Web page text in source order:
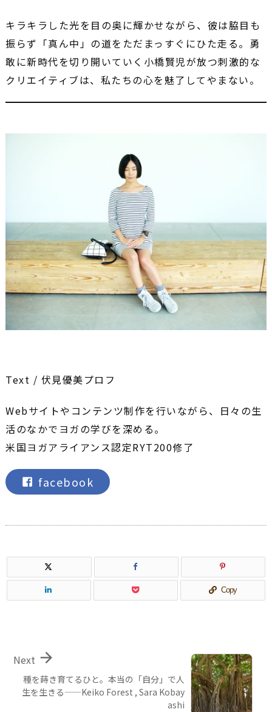
キラキラした光を目の奥に輝かせながら、彼は脇目も
振らず「真ん中」の道をただまっすぐにひた走る。勇
敢に新時代を切り開いていく小橋賢児が放つ刺激的な
クリエイティブは、私たちの心を魅了してやまない。
Text / 伏見優美プロフ
Webサイトやコンテンツ制作を行いながら、日々の生
活のなかでヨガの学びを深める。
米国ヨガアライアンス認定RYT200修了
facebook
Copy
種を蒔き育てるひと。本当の「自分」で人
生を生きる――Keiko Forest , Sara Kobay
ashi

Next